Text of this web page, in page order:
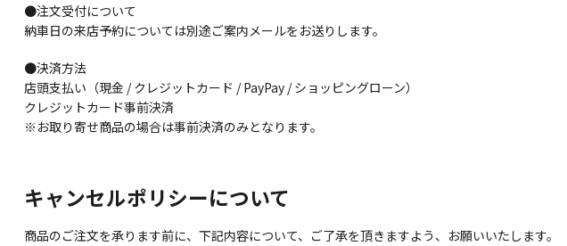
●注文受付について
納車日の来店予約については別途ご案内メールをお送りします。
●決済方法
店頭支払い（現金 / クレジットカード / PayPay / ショッピングローン）
クレジットカード事前決済
※お取り寄せ商品の場合は事前決済のみとなります。
キャンセルポリシーについて
商品のご注文を承ります前に、下記内容について、ご了承を頂きますよう、お願いいたします。